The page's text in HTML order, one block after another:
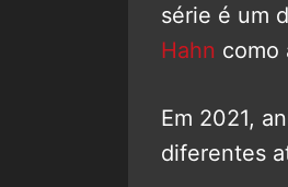
série é um
Hahn como
Em 2021,
diferentes